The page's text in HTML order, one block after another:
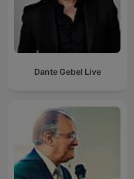
Dante Gebel Live